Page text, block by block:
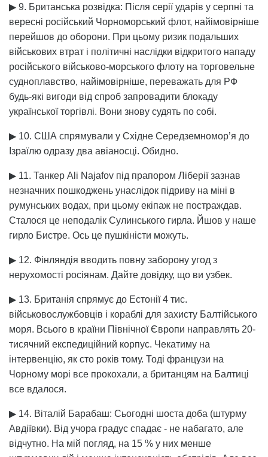
▶ 9. Британська розвідка: Після серії ударів у серпні та
вересні російський Чорноморський флот, найімовірніше
перейшов до оборони. При цьому ризик подальших
військових втрат і політичні наслідки відкритого нападу
російського військово-морського флоту на торговельне
судноплавство, найімовірніше, переважать для РФ
будь-які вигоди від спроб запровадити блокаду
української торгівлі. Вони знову судять по собі.
▶ 10. США спрямували у Східне Середземномор’я до
Ізраїлю одразу два авіаносці. Обидно.
▶ 11. Танкер Ali Najafov під прапором Ліберії зазнав
незначних пошкоджень унаслідок підриву на міні в
румунських водах, при цьому екіпаж не постраждав.
Сталося це неподалік Сулинського гирла. Йшов у наше
гирло Бистре. Ось це пушкіністи можуть.
▶ 12. Фінляндія вводить повну заборону угод з
нерухомості росіянам. Дайте довідку, що ви узбек.
▶ 13. Британія спрямує до Естонії 4 тис.
військовослужбовців і кораблі для захисту Балтійського
моря. Всього в країни Північної Європи направлять 20-
тисячний експедиційний корпус. Чекатиму на
інтервенцію, як сто років тому. Тоді французи на
Чорному морі все прокохали, а британцям на Балтиці
все вдалося.
▶ 14. Віталій Барабаш: Сьогодні шоста доба (штурму
Авдіївки). Від учора градус спадає - не набагато, але
відчутно. На мій погляд, на 15 % у них менше